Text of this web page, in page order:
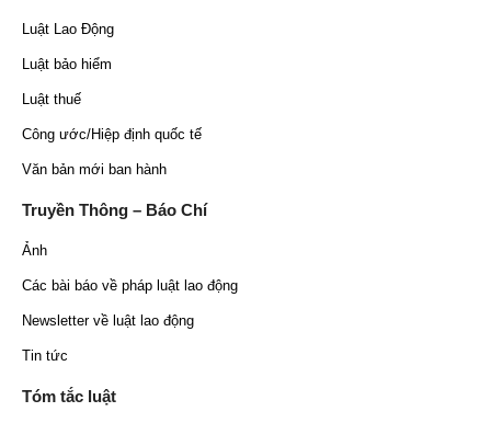
Luật Lao Động
Luật bảo hiểm
Luật thuế
Công ước/Hiệp định quốc tế
Văn bản mới ban hành
Truyền Thông – Báo Chí
Ảnh
Các bài báo về pháp luật lao động
Newsletter về luật lao động
Tin tức
Tóm tắc luật